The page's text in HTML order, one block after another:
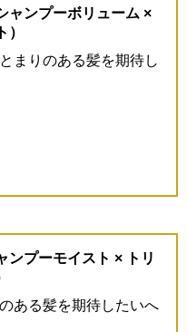
ャンプーボリューム ×
まりのある髪を期待し
ンプーモイスト × トリ
ある髪を期待したいへ